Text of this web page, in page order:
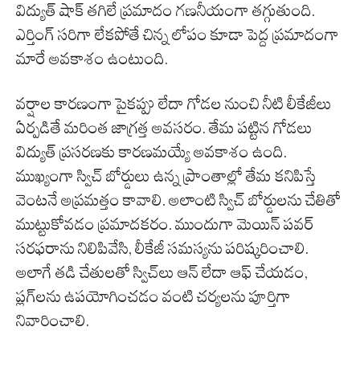
విద్యుత్ షాక్ తగిలే ప్రమాదం గణనీయంగా తగ్గుతుంది.
ఎర్తింగ్ సరిగా లేకపోతే చిన్న లోపం కూడా పెద్ద ప్రమాదంగా
మారే అవకాశం ఉంటుంది.
వర్షాల కారణంగా పైకప్పు లేదా గోడల నుంచి నీటి లీకేజీలు
ఏర్పడితే మరింత జాగ్రత్త అవసరం. తేమ పట్టిన గోడలు
విద్యుత్ ప్రసరణకు కారణమయ్యే అవకాశం ఉంది.
ముఖ్యంగా స్విచ్ బోర్డులు ఉన్న ప్రాంతాల్లో తేమ కనిపిస్తే
వెంటనే అప్రమత్తం కావాలి. అలాంటి స్విచ్ బోర్డులను చేతితో
ముట్టుకోవడం ప్రమాదకరం. ముందుగా మెయిన్ పవర్
సరఫరాను నిలిపివేసి, లీకేజీ సమస్యను పరిష్కరించాలి.
అలాగే తడి చేతులతో స్విచ్‌లు ఆన్ లేదా ఆఫ్ చేయడం,
ప్లగ్‌లను ఉపయోగించడం వంటి చర్యలను పూర్తిగా
నివారించాలి.